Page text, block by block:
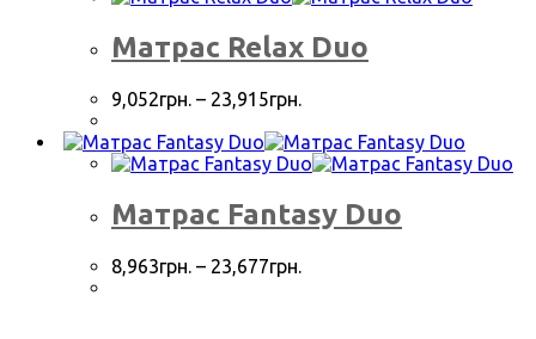
Матрас Relax Duo
9,052грн. – 23,915грн.
Матрас Fantasy Duo
8,963грн. – 23,677грн.